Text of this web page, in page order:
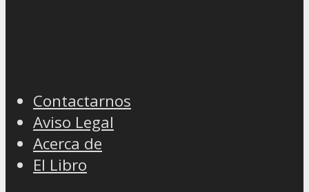
Contactarnos
Aviso Legal
Acerca de
El Libro